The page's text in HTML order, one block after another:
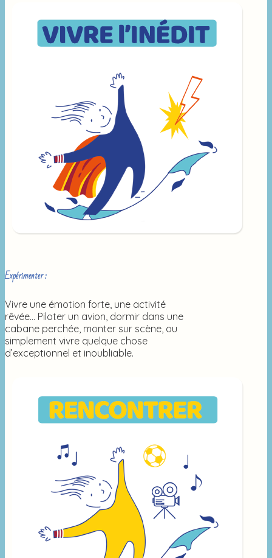
Expérimenter :
Vivre une émotion forte, une activité
rêvée… Piloter un avion, dormir dans une
cabane perchée, monter sur scène, ou
simplement vivre quelque chose
d’exceptionnel et inoubliable.